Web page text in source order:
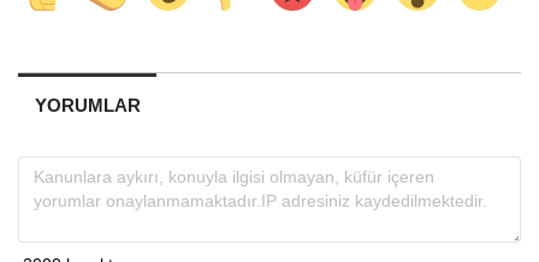
YORUMLAR